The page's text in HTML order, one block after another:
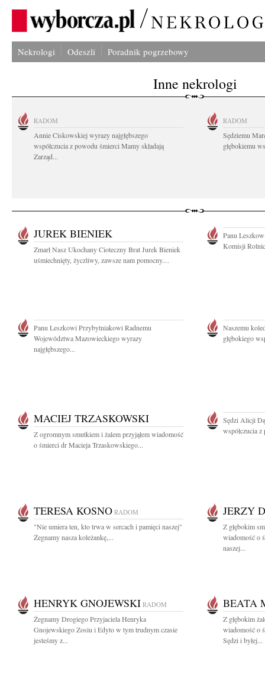
Nekrologi Odeszli Poradnik pogrzebowy
Inne nekrologi
RADOM
Annie Ciskowskiej wyrazy najgłębszego
współczucia z powodu śmierci Mamy składają
Zarząd...
RADOM
Sędziemu
głębokiemu
JUREK BIENIEK
Zmarł Nasz Ukochany Cioteczny Brat Jurek Bieniek
uśmiechnięty, życzliwy, zawsze nam pomocny....
Panu
Komisji
Panu Leszkowi Przybytniakowi Radnemu
Województwa Mazowieckiego wyrazy
najgłębszego...
Naszemu
głębokiego
MACIEJ TRZASKOWSKI
Z ogromnym smutkiem i żalem przyjąłem wiadomość
o śmierci dr Macieja Trzaskowskiego...
Sędzi Alicji
współczucia
TERESA KOSNO RADOM
"Nie umiera ten, kto trwa w sercach i pamięci naszej"
Żegnamy nasza koleżankę,...
JERZY
Z głębokim
wiadomość o
naszej...
HENRYK GNOJEWSKI RADOM
Żegnamy Drogiego Przyjaciela Henryka
Gnojewskiego Zosiu i Edyto w tym trudnym czasie
jesteśmy z...
BEATA
Z głębokim
wiadomość o
Sędzi i byłej...